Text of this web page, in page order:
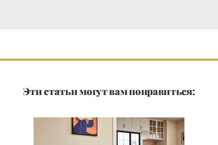
Эти статьи могут вам понравиться: